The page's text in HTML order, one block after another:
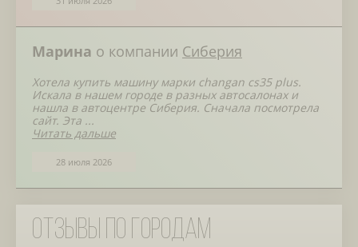
Марина о компании Сиберия
Хотела купить машину марки changan cs35 plus.
Искала в нашем городе в разных автосалонах и
нашла в автоцентре Сиберия. Сначала посмотрела
сайт. Эта ...
Читать дальше
28 июля 2026
Отзывы по городам